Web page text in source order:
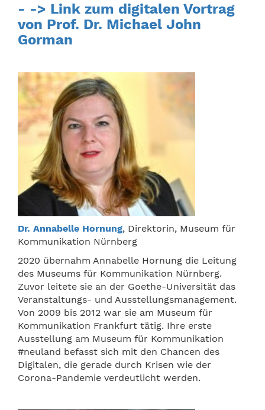
- -> Link zum digitalen Vortrag
von Prof. Dr. Michael John
Gorman
Dr. Annabelle Hornung, Direktorin, Museum für
Kommunikation Nürnberg
2020 übernahm Annabelle Hornung die Leitung
des Museums für Kommunikation Nürnberg.
Zuvor leitete sie an der Goethe-Universität das
Veranstaltungs- und Ausstellungsmanagement.
Von 2009 bis 2012 war sie am Museum für
Kommunikation Frankfurt tätig. Ihre erste
Ausstellung am Museum für Kommunikation
#neuland befasst sich mit den Chancen des
Digitalen, die gerade durch Krisen wie der
Corona-Pandemie verdeutlicht werden.